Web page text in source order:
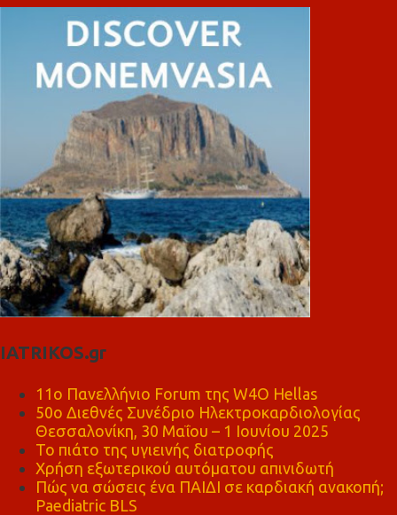
IATRIKOS.gr
11ο Πανελλήνιο Forum της W4O Hellas
50ο Διεθνές Συνέδριο Ηλεκτροκαρδιολογίας
Θεσσαλονίκη, 30 Μαΐου – 1 Ιουνίου 2025
Το πιάτο της υγιεινής διατροφής
Χρήση εξωτερικού αυτόματου απινιδωτή
Πώς να σώσεις ένα ΠΑΙΔΙ σε καρδιακή ανακοπή;
Paediatric BLS